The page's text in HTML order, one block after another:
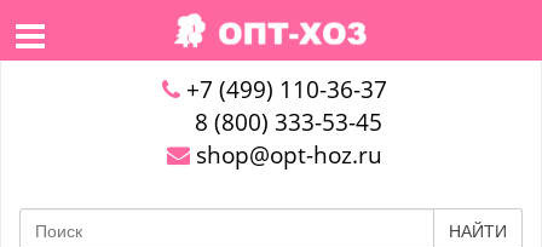
+7 (499) 110-36-37
8 (800) 333-53-45
shop@opt-hoz.ru
НАЙТИ